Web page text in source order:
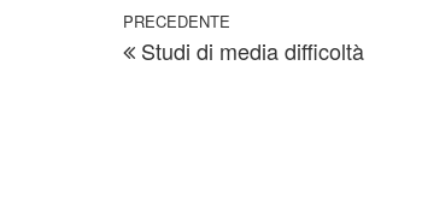
Navigazione articoli
Articolo precedente
PRECEDENTE
Studi di media difficoltà